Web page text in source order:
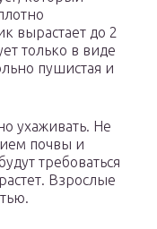
вырастает до 2
только в виде
пушистая и
ухаживать. Не
почвы и
требоваться
Взрослые